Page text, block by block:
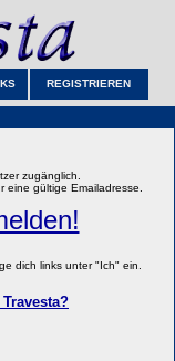
REGISTRIEREN
zugänglich.
eine gültige Emailadresse.
dich links unter "Ich" ein.